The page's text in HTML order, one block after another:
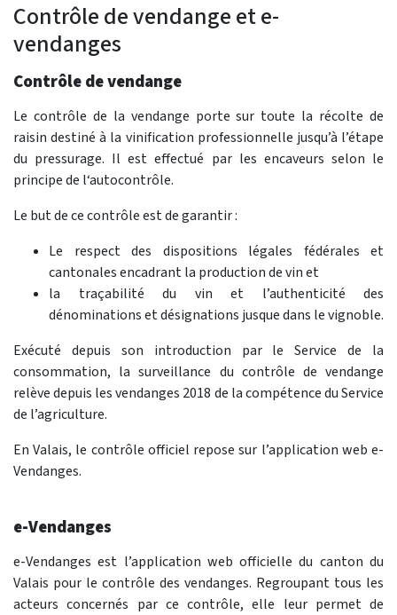
Contrôle de vendange et e-
vendanges
Contrôle de vendange
Le contrôle de la vendange porte sur toute la récolte de
raisin destiné à la vinification professionnelle jusqu’à l’étape
du pressurage. Il est effectué par les encaveurs selon le
principe de l‘autocontrôle.
Le but de ce contrôle est de garantir :
Le respect des dispositions légales fédérales et
cantonales encadrant la production de vin et
la traçabilité du vin et l’authenticité des
dénominations et désignations jusque dans le vignoble.
Exécuté depuis son introduction par le Service de la
consommation, la surveillance du contrôle de vendange
relève depuis les vendanges 2018 de la compétence du Service
de l’agriculture.
En Valais, le contrôle officiel repose sur l’application web e-
Vendanges.
e-Vendanges
e-Vendanges est l’application web officielle du canton du
Valais pour le contrôle des vendanges. Regroupant tous les
acteurs concernés par ce contrôle, elle leur permet de